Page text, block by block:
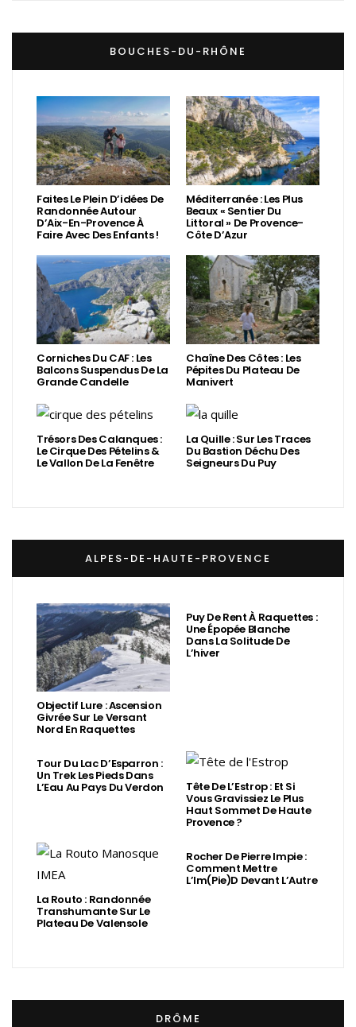
BOUCHES-DU-RHÔNE
Faites Le Plein D’idées De
Randonnée Autour
D’Aix-En-Provence À
Faire Avec Des Enfants !
Méditerranée : Les Plus
Beaux « Sentier Du
Littoral » De Provence-
Côte D’Azur
Corniches Du CAF : Les
Balcons Suspendus De La
Grande Candelle
Chaîne Des Côtes : Les
Pépites Du Plateau De
Manivert
Trésors Des Calanques :
Le Cirque Des Pételins &
Le Vallon De La Fenêtre
La Quille : Sur Les Traces
Du Bastion Déchu Des
Seigneurs Du Puy
ALPES-DE-HAUTE-PROVENCE
Objectif Lure : Ascension
Givrée Sur Le Versant
Nord En Raquettes
Puy De Rent À Raquettes :
Une Épopée Blanche
Dans La Solitude De
L’hiver
Tour Du Lac D’Esparron :
Un Trek Les Pieds Dans
L’Eau Au Pays Du Verdon Tête De L’Estrop : Et Si
Vous Gravissiez Le Plus
Haut Sommet De Haute
Provence ?
La Routo : Randonnée
Transhumante Sur Le
Plateau De Valensole
Rocher De Pierre Impie :
Comment Mettre
L’Im(Pie)d Devant L’Autre
DRÔME